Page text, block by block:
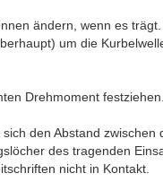
ändern, wenn es
um die
Drehmoment
den Abstand zwischen
des tragenden
nicht in Kontakt.